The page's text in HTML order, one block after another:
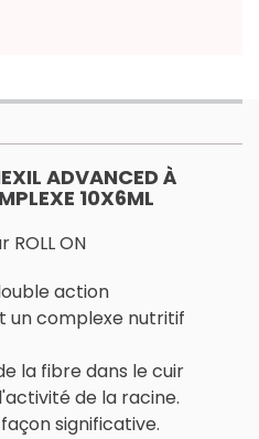
ADVANCED À
10X6ML
ON
action
un complexe nutritif
la fibre dans le cuir
de la racine.
significative.